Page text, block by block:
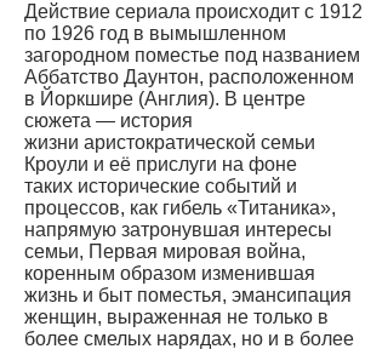
Действие сериала происходит с 1912
по 1926 год в вымышленном
загородном поместье под названием
Аббатство Даунтон, расположенном
в Йоркшире (Англия). В центре
сюжета — история
жизни аристократической семьи
Кроули и её прислуги на фоне
таких исторические событий и
процессов, как гибель «Титаника»,
напрямую затронувшая интересы
семьи, Первая мировая война,
коренным образом изменившая
жизнь и быт поместья, эмансипация
женщин, выраженная не только в
более смелых нарядах, но и в более